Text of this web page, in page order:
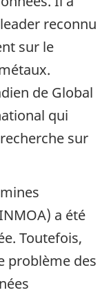
reconnu
sur le
de Global
qui
sur
a été
Toutefois,
problème des